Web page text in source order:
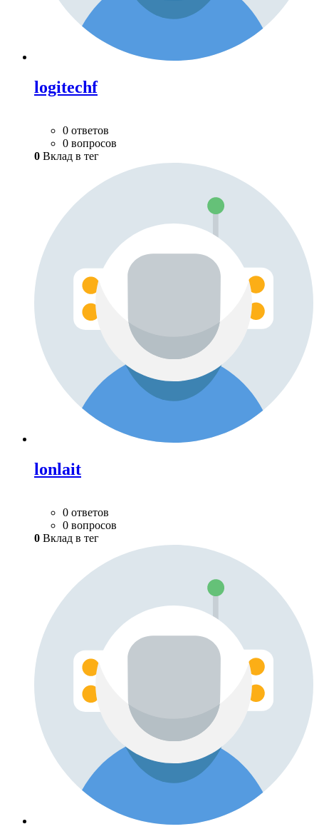
logitechf
0 ответов
0 вопросов
0 Вклад в тег
lonlait
0 ответов
0 вопросов
0 Вклад в тег